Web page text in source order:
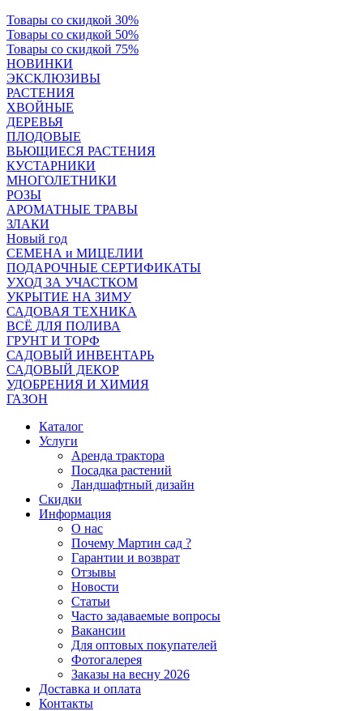
Товары со скидкой 30%
Товары со скидкой 50%
Товары со скидкой 75%
НОВИНКИ
ЭКСКЛЮЗИВЫ
РАСТЕНИЯ
ХВОЙНЫЕ
ДЕРЕВЬЯ
ПЛОДОВЫЕ
ВЬЮЩИЕСЯ РАСТЕНИЯ
КУСТАРНИКИ
МНОГОЛЕТНИКИ
РОЗЫ
АРОМАТНЫЕ ТРАВЫ
ЗЛАКИ
Новый год
СЕМЕНА и МИЦЕЛИИ
ПОДАРОЧНЫЕ СЕРТИФИКАТЫ
УХОД ЗА УЧАСТКОМ
УКРЫТИЕ НА ЗИМУ
САДОВАЯ ТЕХНИКА
ВСЁ ДЛЯ ПОЛИВА
ГРУНТ И ТОРФ
САДОВЫЙ ИНВЕНТАРЬ
САДОВЫЙ ДЕКОР
УДОБРЕНИЯ И ХИМИЯ
ГАЗОН
Каталог
Услуги
Аренда трактора
Посадка растений
Ландшафтный дизайн
Скидки
Информация
О нас
Почему Мартин сад ?
Гарантии и возврат
Отзывы
Новости
Статьи
Часто задаваемые вопросы
Вакансии
Для оптовых покупателей
Фотогалерея
Заказы на весну 2026
Доставка и оплата
Контакты